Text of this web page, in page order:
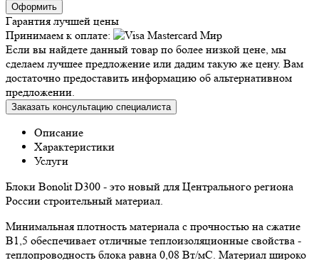
Оформить
Гарантия лучшей цены
Принимаем к оплате:
Если вы найдете данный товар по более низкой цене, мы
сделаем лучшее предложение или дадим такую же цену. Вам
достаточно предоставить информацию об альтернативном
предложении.
Заказать консультацию специалиста
Описание
Характеристики
Услуги
Блоки Bonolit D300 - это новый для Центрального региона
России строительный материал.
Минимальная плотность материала с прочностью на сжатие
В1,5 обеспечивает отличные теплоизоляционные свойства -
теплопроводность блока равна 0,08 Вт/мС. Материал широко